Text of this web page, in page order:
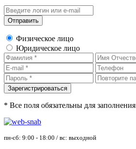
Физическое лицо
Юридическое лицо
* Все поля обязательны для заполнения
пн-сб: 9:00 - 18:00 / вс: выходной